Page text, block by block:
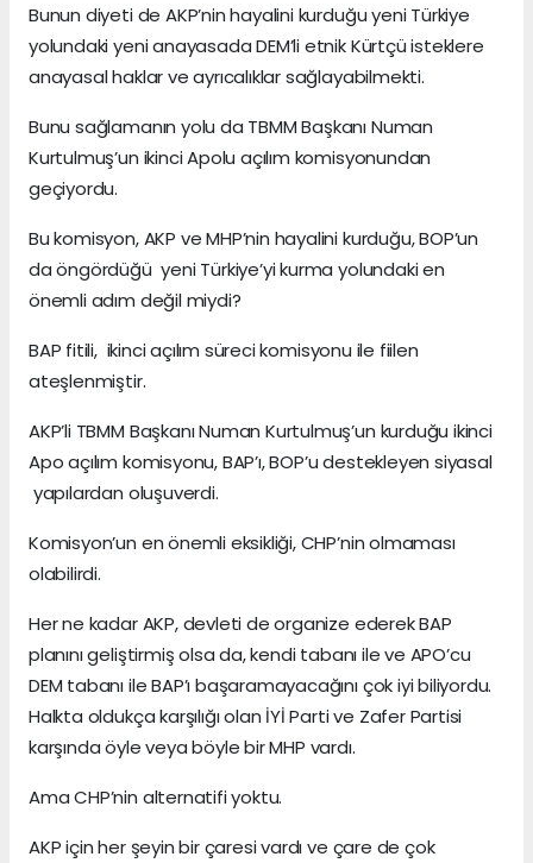
Bunun diyeti de AKP’nin hayalini kurduğu yeni Türkiye
yolundaki yeni anayasada DEM’li etnik Kürtçü isteklere
anayasal haklar ve ayrıcalıklar sağlayabilmekti.
Bunu sağlamanın yolu da TBMM Başkanı Numan
Kurtulmuş’un ikinci Apolu açılım komisyonundan
geçiyordu.
Bu komisyon, AKP ve MHP’nin hayalini kurduğu, BOP’un
da öngördüğü yeni Türkiye’yi kurma yolundaki en
önemli adım değil miydi?
BAP fitili, ikinci açılım süreci komisyonu ile fiilen
ateşlenmiştir.
AKP’li TBMM Başkanı Numan Kurtulmuş’un kurduğu ikinci
Apo açılım komisyonu, BAP’ı, BOP’u destekleyen siyasal
yapılardan oluşuverdi.
Komisyon’un en önemli eksikliği, CHP’nin olmaması
olabilirdi.
Her ne kadar AKP, devleti de organize ederek BAP
planını geliştirmiş olsa da, kendi tabanı ile ve APO’cu
DEM tabanı ile BAP’ı başaramayacağını çok iyi biliyordu.
Halkta oldukça karşılığı olan İYİ Parti ve Zafer Partisi
karşında öyle veya böyle bir MHP vardı.
Ama CHP’nin alternatifi yoktu.
AKP için her şeyin bir çaresi vardı ve çare de çok